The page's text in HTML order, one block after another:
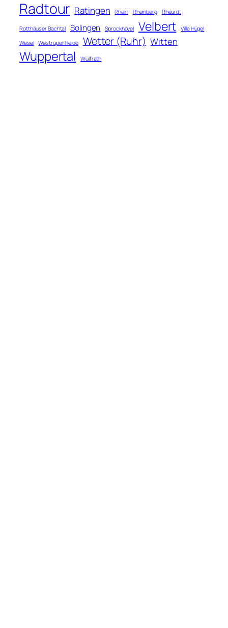
Radtour Ratingen Rhein Rheinberg Rheurdt
Rotthäuser Bachtal Solingen Sprockhövel Velbert
Villa Hügel
Wesel
Westruper Heide Wetter (Ruhr) Witten
Wuppertal Wülfrath